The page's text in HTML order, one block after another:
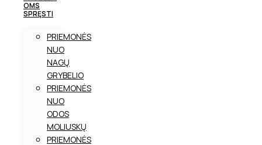
OMS
SPRĘSTI
PRIEMONĖS
NUO
NAGŲ
GRYBELIO
PRIEMONĖS
NUO
ODOS
MOLIUSKŲ
PRIEMONĖS